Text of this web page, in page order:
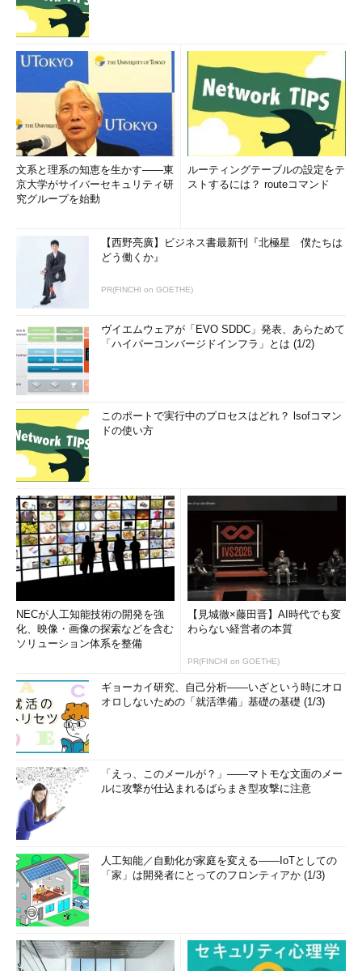
文系と理系の知恵を生かす――東
京大学がサイバーセキュリティ研
究グループを始動
ルーティングテーブルの設定をテ
ストするには？ routeコマンド
【西野亮廣】ビジネス書最新刊『北極星 僕たちは
どう働くか』
PR(FINCHI on GOETHE)
ヴイエムウェアが「EVO SDDC」発表、あらためて
「ハイパーコンバージドインフラ」とは (1/2)
このポートで実行中のプロセスはどれ？ lsofコマン
ドの使い方
NECが人工知能技術の開発を強
化、映像・画像の探索などを含む
ソリューション体系を整備
【見城徹×藤田晋】AI時代でも変
わらない経営者の本質
PR(FINCHI on GOETHE)
ギョーカイ研究、自己分析――いざという時にオロ
オロしないための「就活準備」基礎の基礎 (1/3)
「えっ、このメールが？」――マトモな文面のメー
ルに攻撃が仕込まれるばらまき型攻撃に注意
人工知能／自動化が家庭を変える――IoTとしての
「家」は開発者にとってのフロンティアか (1/3)